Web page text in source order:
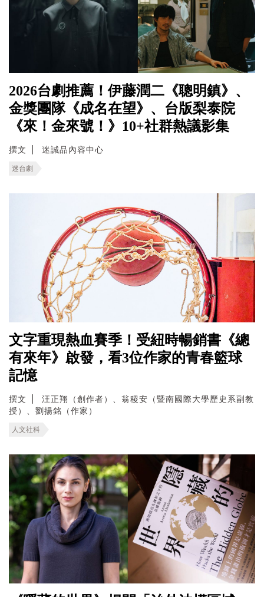
2026台劇推薦！伊藤潤二《聰明鎮》、
金獎團隊《成名在望》、台版梨泰院
《來！金來號！》10+社群熱議影集
撰文 迷誠品內容中心
迷台劇
文字重現熱血賽季！受紐時暢銷書《總
有來年》啟發，看3位作家的青春籃球
記憶
撰文
汪正翔（創作者）、翁稷安（暨南國際大學歷史系副教
授）、劉揚銘（作家）
人文社科